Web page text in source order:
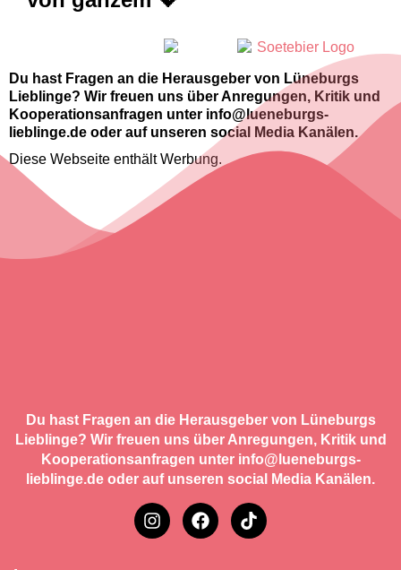
Du hast Fragen an die Herausgeber von Lüneburgs
Lieblinge? Wir freuen uns über Anregungen, Kritik und
Kooperationsanfragen unter info@lueneburgs-
lieblinge.de oder auf unseren social Media Kanälen.
Diese Webseite enthält Werbung.
Du hast Fragen an die Herausgeber von Lüneburgs
Lieblinge? Wir freuen uns über Anregungen, Kritik und
Kooperationsanfragen unter info@lueneburgs-
lieblinge.de oder auf unseren social Media Kanälen.